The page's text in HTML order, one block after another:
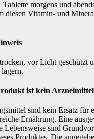
morgens und
diesen Vitamin- und
vor Licht geschützt
ist kein
sind kein Ersatz für
Ernährung. Eine
Lebensweise sind